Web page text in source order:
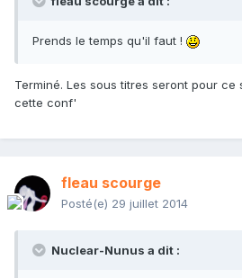
Prends le temps qu'il faut !
Terminé. Les sous titres seront pour ce
cette conf'
fleau scourge
Posté(e) 29 juillet 2014
Nuclear-Nunus a dit :